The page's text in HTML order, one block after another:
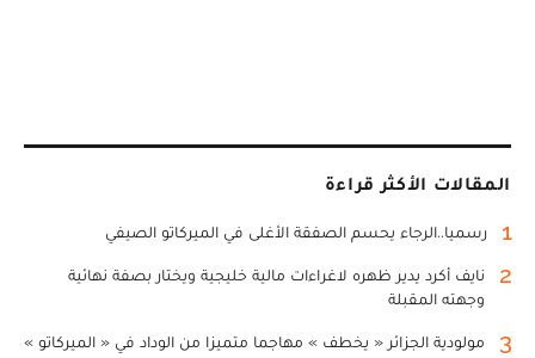
المقالات الأكثر قراءة
1 رسميا..الرجاء يحسم الصفقة الأغلى في الميركاتو الصيفي
2
نايف أكرد يدير ظهره لاغراءات مالية خليجية ويختار بصفة نهائية
وجهته المقبلة
3 مولودية الجزائر « يخطف » مهاجما متميزا من الوداد في « الميركاتو »